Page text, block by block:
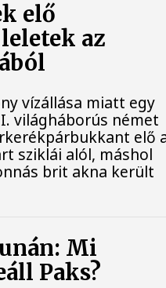
elő
az
vízállása miatt egy
világháborús német
elő
sziklái alól, máshol
brit akna került
Mi
Paks?